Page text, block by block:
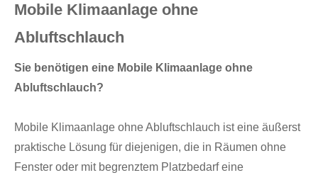
Mobile Klimaanlage ohne
Abluftschlauch
Sie benötigen eine Mobile Klimaanlage ohne
Abluftschlauch?
Mobile Klimaanlage ohne Abluftschlauch ist eine äußerst
praktische Lösung für diejenigen, die in Räumen ohne
Fenster oder mit begrenztem Platzbedarf eine